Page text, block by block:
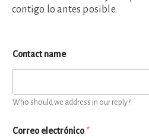
contigo lo antes posible.
Contact name
Who should we address in our reply?
Correo electrónico*